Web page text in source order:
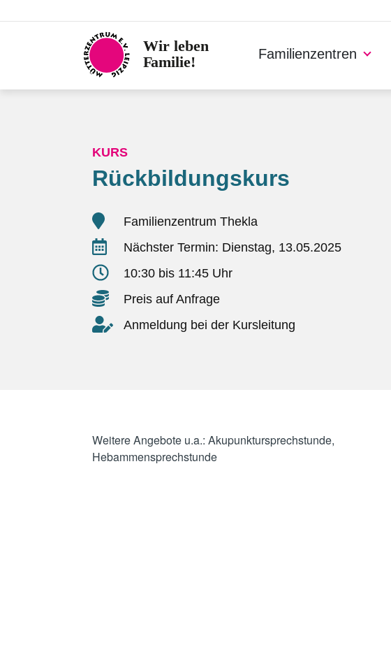
Familienzentren
KURS
Rückbildungskurs
Familienzentrum Thekla
Nächster Termin: Dienstag, 13.05.2025
10:30 bis 11:45 Uhr
Preis auf Anfrage
Anmeldung bei der Kursleitung
Weitere Angebote u.a.: Akupunktursprechstunde,
Hebammensprechstunde